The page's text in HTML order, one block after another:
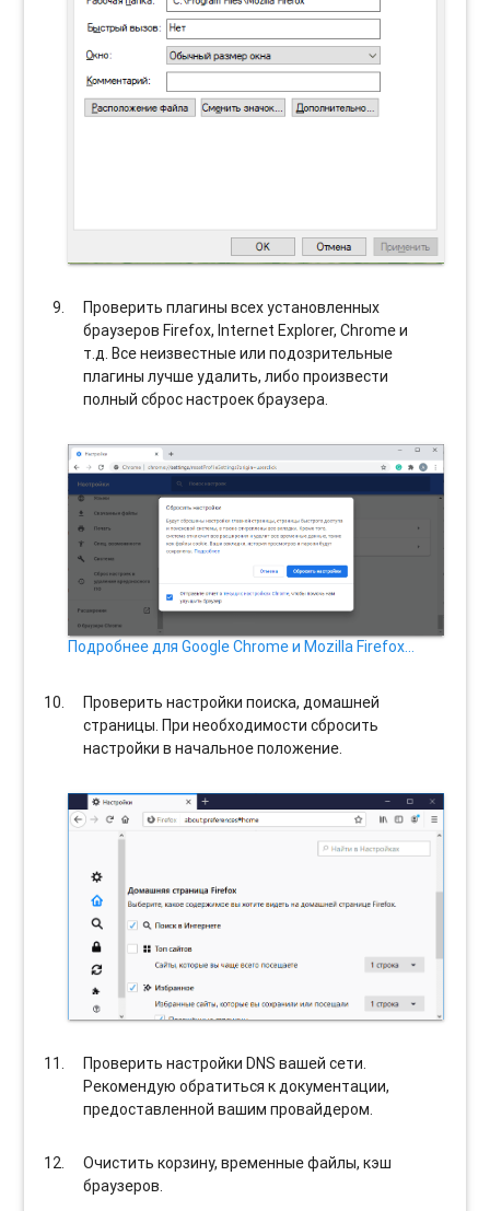
Проверить плагины всех установленных
браузеров Firefox, Internet Explorer, Chrome и
т.д. Все неизвестные или подозрительные
плагины лучше удалить, либо произвести
полный сброс настроек браузера.
Подробнее для Google Chrome и Mozilla Firefox…
Проверить настройки поиска, домашней
страницы. При необходимости сбросить
настройки в начальное положение.
Проверить настройки DNS вашей сети.
Рекомендую обратиться к документации,
предоставленной вашим провайдером.
Очистить корзину, временные файлы, кэш
браузеров.